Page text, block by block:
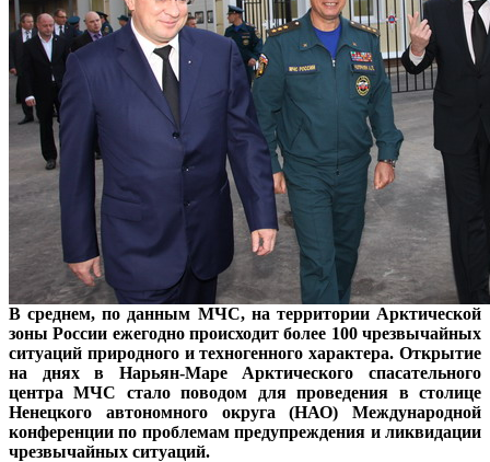
В среднем, по данным МЧС, на территории Арктической
зоны России ежегодно происходит более 100 чрезвычайных
ситуаций природного и техногенного характера. Открытие
на днях в Нарьян-Маре Арктического спасательного
центра МЧС стало поводом для проведения в столице
Ненецкого автономного округа (НАО) Международной
конференции по проблемам предупреждения и ликвидации
чрезвычайных ситуаций.